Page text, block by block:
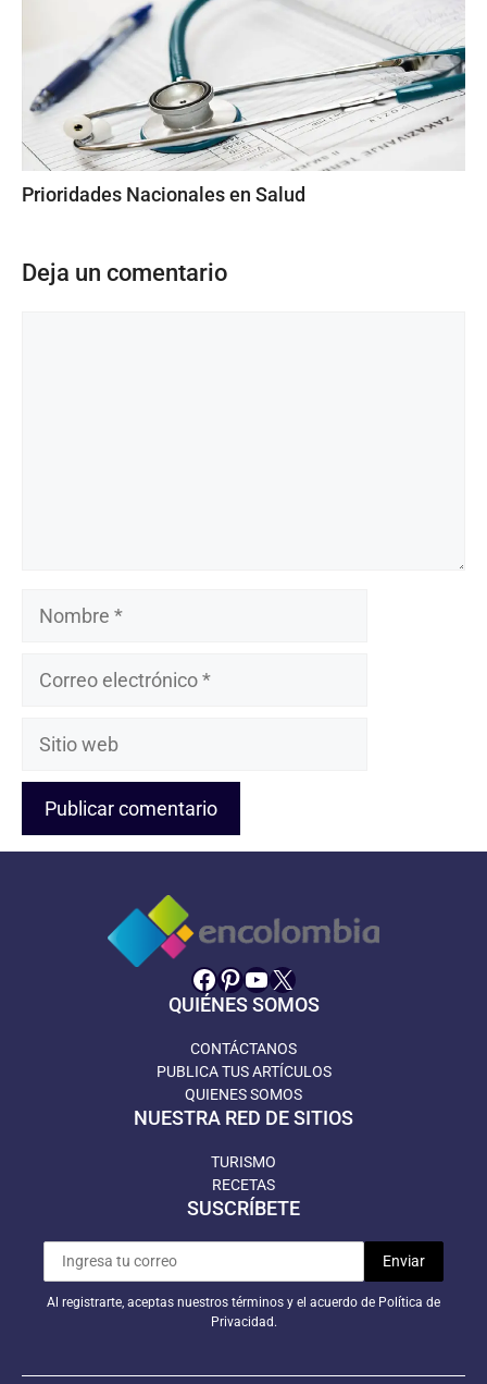
Prioridades Nacionales en Salud
Deja un comentario
Nombre
Sitio
Facebook
Pinterest
YouTube
X
QUIÉNES SOMOS
CONTÁCTANOS
PUBLICA TUS ARTÍCULOS
QUIENES SOMOS
NUESTRA RED DE SITIOS
TURISMO
RECETAS
SUSCRÍBETE
Al registrarte, aceptas nuestros términos y el acuerdo de Política de
Privacidad.